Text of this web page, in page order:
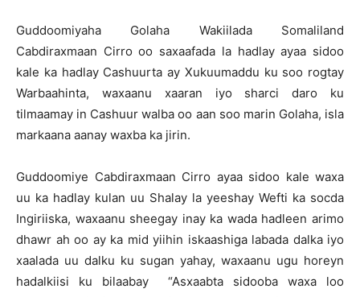
Guddoomiyaha Golaha Wakiilada Somaliland
Cabdiraxmaan Cirro oo saxaafada la hadlay ayaa sidoo
kale ka hadlay Cashuurta ay Xukuumaddu ku soo rogtay
Warbaahinta, waxaanu xaaran iyo sharci daro ku
tilmaamay in Cashuur walba oo aan soo marin Golaha, isla
markaana aanay waxba ka jirin.
Guddoomiye Cabdiraxmaan Cirro ayaa sidoo kale waxa
uu ka hadlay kulan uu Shalay la yeeshay Wefti ka socda
Ingiriiska, waxaanu sheegay inay ka wada hadleen arimo
dhawr ah oo ay ka mid yiihin iskaashiga labada dalka iyo
xaalada uu dalku ku sugan yahay, waxaanu ugu horeyn
hadalkiisi ku bilaabay “Asxaabta sidooba waxa loo